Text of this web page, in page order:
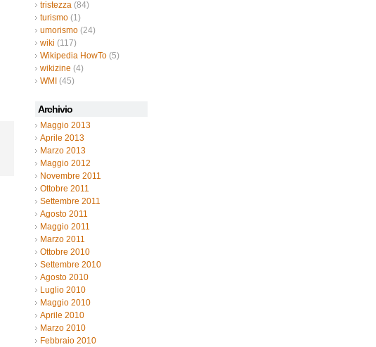
tristezza (84)
turismo (1)
umorismo (24)
wiki (117)
Wikipedia HowTo (5)
wikizine (4)
WMI (45)
Archivio
Maggio 2013
Aprile 2013
Marzo 2013
Maggio 2012
Novembre 2011
Ottobre 2011
Settembre 2011
Agosto 2011
Maggio 2011
Marzo 2011
Ottobre 2010
Settembre 2010
Agosto 2010
Luglio 2010
Maggio 2010
Aprile 2010
Marzo 2010
Febbraio 2010